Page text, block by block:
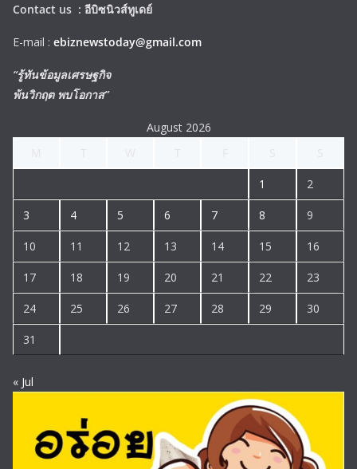
Contact us : อีบิซนิวส์ทูเดย์
E-mail : ebiznewstoday@gmail.com
“รู้ทันข้อมูลเศรษฐกิจ
พ้นวิกฤต พบโอกาส”
August 2026
1 2
3 4 5 6 7 8 9
10 11 12 13 14 15 16
17 18 19 20 21 22 23
24 25 26 27 28 29 30
31
« Jul